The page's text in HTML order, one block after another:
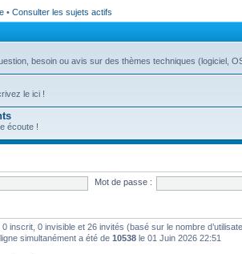
• Consulter les sujets actifs
besoin ou avis sur des thèmes techniques (logiciel,
le ici !
écoute !
Mot de passe :
inscrit, 0 invisible et 26 invités (basé sur le nombre
simultanément a été de 10538 le 01 Juin 2026 22:51